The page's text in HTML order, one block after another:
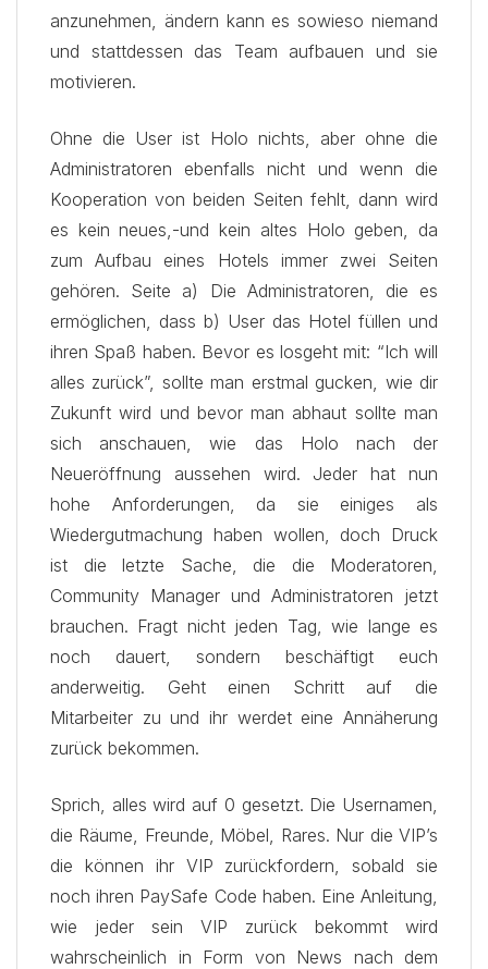
anzunehmen, ändern kann es sowieso niemand
und stattdessen das Team aufbauen und sie
motivieren.
Ohne die User ist Holo nichts, aber ohne die
Administratoren ebenfalls nicht und wenn die
Kooperation von beiden Seiten fehlt, dann wird
es kein neues,-und kein altes Holo geben, da
zum Aufbau eines Hotels immer zwei Seiten
gehören. Seite a) Die Administratoren, die es
ermöglichen, dass b) User das Hotel füllen und
ihren Spaß haben. Bevor es losgeht mit: “Ich will
alles zurück”, sollte man erstmal gucken, wie dir
Zukunft wird und bevor man abhaut sollte man
sich anschauen, wie das Holo nach der
Neueröffnung aussehen wird. Jeder hat nun
hohe Anforderungen, da sie einiges als
Wiedergutmachung haben wollen, doch Druck
ist die letzte Sache, die die Moderatoren,
Community Manager und Administratoren jetzt
brauchen. Fragt nicht jeden Tag, wie lange es
noch dauert, sondern beschäftigt euch
anderweitig. Geht einen Schritt auf die
Mitarbeiter zu und ihr werdet eine Annäherung
zurück bekommen.
Sprich, alles wird auf 0 gesetzt. Die Usernamen,
die Räume, Freunde, Möbel, Rares. Nur die VIP’s
die können ihr VIP zurückfordern, sobald sie
noch ihren PaySafe Code haben. Eine Anleitung,
wie jeder sein VIP zurück bekommt wird
wahrscheinlich in Form von News nach dem